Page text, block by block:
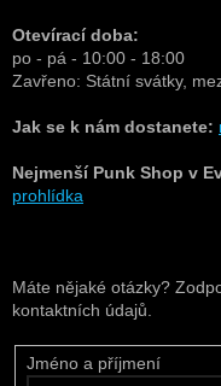
Otevírací doba:
po - pá - 10:00 - 18:00
Zavřeno: Státní svátky,
Jak se k nám dostanete:
Nejmenší Punk Shop v
prohlídka
Máte nějaké otázky?
kontaktních údajů.
Jméno a příjmení